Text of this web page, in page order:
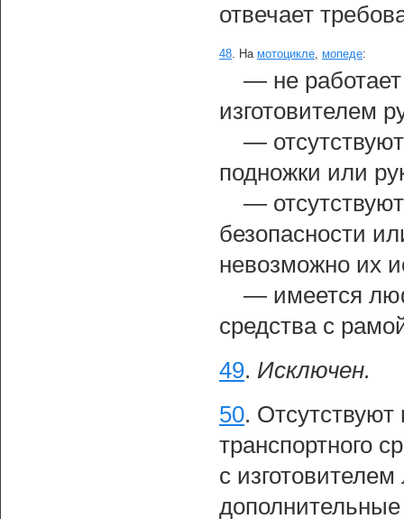
отвечает
48 На мотоцикле мопеде:
— не работает
изготовителем
—
подножки или
—
безопасности
невозможно их
— имеется
средства с
49. Исключен.
50. Отсутствуют
транспортного
с